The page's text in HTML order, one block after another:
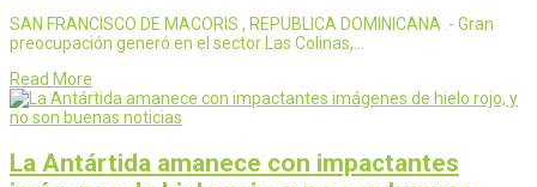
SAN FRANCISCO DE MACORIS , REPUBLICA DOMINICANA .- Gran
preocupación generó en el sector Las Colinas,…
Read More
La Antártida amanece con impactantes